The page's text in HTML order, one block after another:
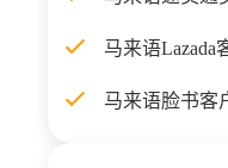
马来语Lazada
马来语脸书客